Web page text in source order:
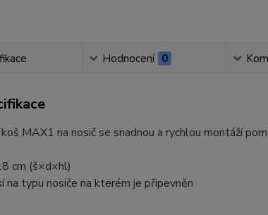
Hodnocení 0
MAX1 na nosič se snadnou a rychlou montáží
cm (š×d×hl)
na typu nosiče na kterém je připevněn